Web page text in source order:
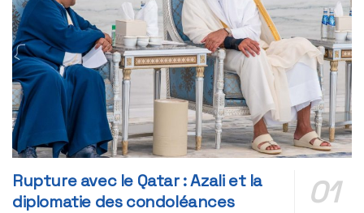
Rupture avec le Qatar : Azali et la
diplomatie des condoléances